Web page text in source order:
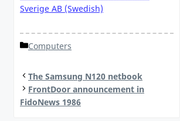
Sverige AB (Swedish)
Categories
Computers
The Samsung N120 netbook
FrontDoor announcement in
FidoNews 1986